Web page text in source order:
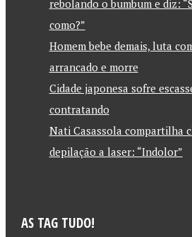
rebolando o bumbum e diz:
como?”
Homem bebe demais, luta
arrancado e morre
Cidade japonesa sofre
contratando
Nati Casassola compartilha
depilação a laser: “Indolor”
AS TAG TUDO!